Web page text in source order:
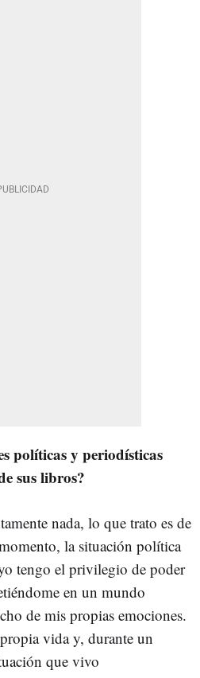
políticas y periodísticas
sus libros?
nada, lo que trato es de
la situación política
tengo el privilegio de poder
en un mundo
de mis propias emociones.
vida y, durante un
que vivo